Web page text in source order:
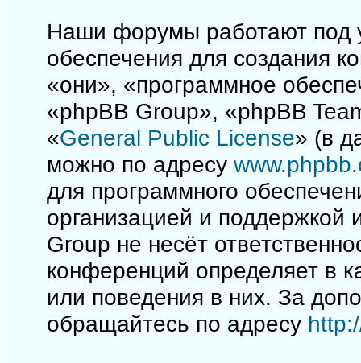
Наши форумы работают под
обеспечения для создания
«они», «программное
«phpBB Group», «phpBB
«General Public License» (в
можно по адресу
для программного
организацией и поддержкой
Group не несёт
конференций определяет в
или поведения в них. За
обращайтесь по адресу